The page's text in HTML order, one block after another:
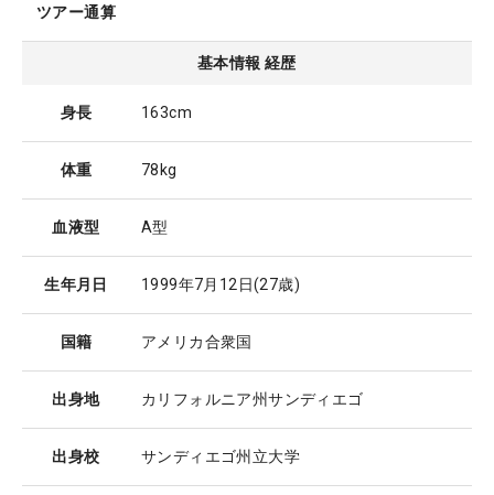
ツアー通算
基本情報 経歴
身長 163cm
体重 78kg
血液型 A型
生年月日 1999年7月12日(27歳)
国籍 アメリカ合衆国
出身地 カリフォルニア州サンディエゴ
出身校 サンディエゴ州立大学